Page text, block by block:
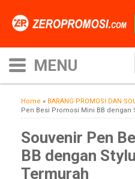
Home » BARANG PROMOSI DAN
Pen Besi Promosi Mini BB dengan
Souvenir Pen
BB dengan
Termurah